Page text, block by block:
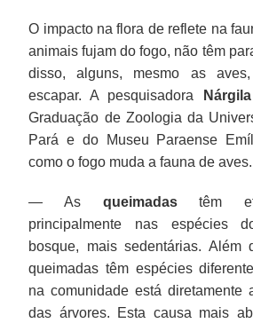
O impacto na flora de reflete na
animais fujam do fogo, não têm
disso, alguns, mesmo as
escapar. A pesquisadora
Graduação de Zoologia da
Pará e do Museu Paraense
como o fogo muda a fauna de aves.
— As queimadastêm
principalmente nas espécies
bosque, mais sedentárias. Além
queimadas têm espécies
na comunidade está diretamente
das árvores. Esta causa mais